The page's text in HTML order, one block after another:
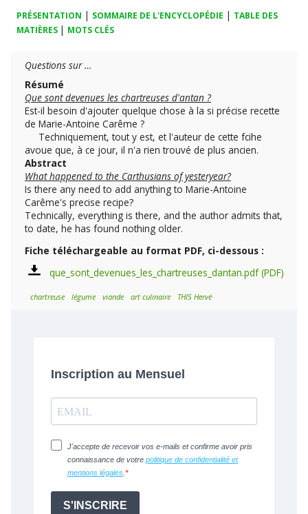
PRÉSENTATION | SOMMAIRE DE L'ENCYCLOPÉDIE | TABLE DES
MATIÈRES | MOTS CLÉS
Questions sur …
Résumé
Que sont devenues les chartreuses d'antan ?
Est-il besoin d'ajouter quelque chose à la si précise recette
de Marie-Antoine Carême ?
Techniquement, tout y est, et l'auteur de cette fcihe
avoue que, à ce jour, il n'a rien trouvé de plus ancien.
Abstract
What happened to the Carthusians of yesteryear?
Is there any need to add anything to Marie-Antoine
Carême's precise recipe?
Technically, everything is there, and the author admits that,
to date, he has found nothing older.
Fiche téléchargeable au format PDF, ci-dessous :
que_sont_devenues_les_chartreuses_dantan.pdf
chartreuse légume viande art culinaire THIS Hervé